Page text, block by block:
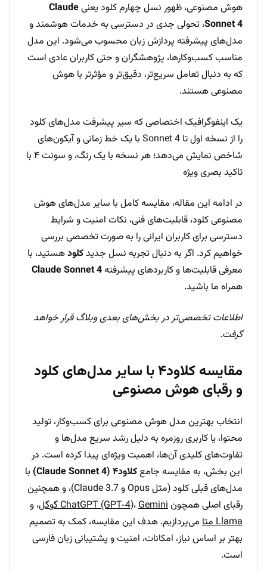
هوش مصنوعی، ظهور نسل چهارم کلود یعنیClaude
Sonnet 4، تحولی جدی در دسترسی به خدمات هوشمند و
مدل‌های پیشرفته پردازش زبان محسوب می‌شود. این مدل
مناسب کسب‌وکارها، پژوهشگران و حتی کاربران عادی است
که به دنبال تعامل سریع‌تر، دقیق‌تر و مؤثرتر با هوش
مصنوعی هستند.
یک اینفوگرافیک اختصاصی که سیر پیشرفت مدل‌های کلود
را از نسخه اول تا Sonnet 4 با یک خط زمانی و آیکون‌های
شاخص نمایش می‌دهد؛ هر نسخه با یک رنگ، و سونت ۴ با
تاکید بصری ویژه
در ادامه این مقاله، مقایسه کامل با سایر مدل‌های هوش
مصنوعی کلود، قابلیت‌های فنی، نکات امنیت و شرایط
دسترسی برای کاربران ایرانی را به صورت تخصصی بررسی
خواهیم کرد. اگر به دنبال تجربه نسل جدیدکلودهستید، با
معرفی قابلیت‌ها و کاربردهای پیشرفتهClaude Sonnet 4
همراه ما باشید.
اطلاعات تخصصی‌تر در بخش‌های بعدی وبلاگ قرار خواهد
گرفت.
مقایسه کلاود۴ با سایر مدل‌های کلود
و رقبای هوش مصنوعی
انتخاب بهترین مدل هوش مصنوعی برای کسب‌وکار، تولید
محتوا، یا کاربری روزمره به دلیل رشد سریع مدل‌ها و
تفاوت‌های کلیدی آن‌ها، اهمیت ویژه‌ای پیدا کرده است. در
این بخش، به مقایسه جامعکلاود۴ (Claude Sonnet 4)
با
مدل‌های قبلی کلود (مثل Opus و Claude 3.7)، و همچنین
رقبای اصلی همچون
ChatGPT (GPT-4)،Gemini گوگل
، و
Llama متا
می‌پردازیم. هدف این مقایسه، کمک به تصمیم
بهتر بر اساس نیاز، امکانات، امنیت و پشتیبانی زبان فارسی
است.